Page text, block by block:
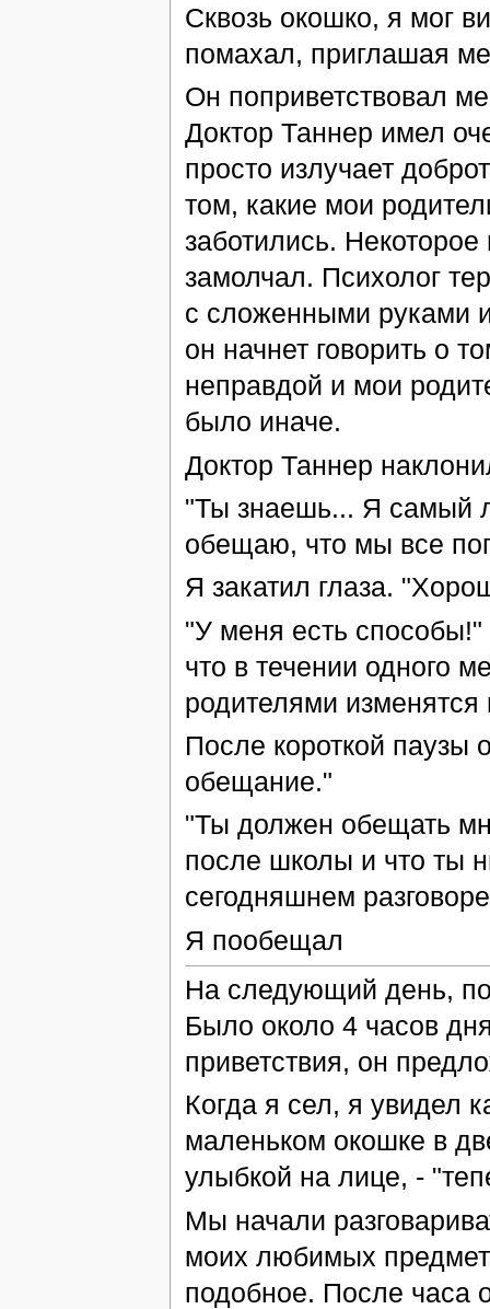
Сквозь окошко, я мог
помахал, приглашая
Он поприветствовал
Доктор Таннер имел
просто излучает
том, какие мои
заботились.
замолчал. Психолог
с сложенными руками
он начнет говорить о
неправдой и мои
было иначе.
Доктор Таннер
"Ты знаешь... Я самый
обещаю, что мы все
Я закатил глаза.
"У меня есть
что в течении одного
родителями
После короткой паузы
обещание."
"Ты должен обещать
после школы и что ты
сегодняшнем
Я пообещал
На следующий день,
Было около 4 часов
приветствия, он
Когда я сел, я увидел
маленьком окошке в
улыбкой на лице, -
Мы начали
моих любимых
подобное. После часа